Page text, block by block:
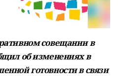
совещании в
об изменениях в
готовности в связи